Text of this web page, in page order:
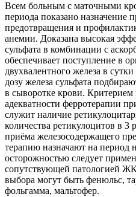
Всем больным с маточными
периода показано назначение
предотвращения и
анемии. Доказана высокая
сульфата в комбинации с
обеспечивает поступление в
двухвалентного железа в
дозу железа сульфата
в сыворотке крови. Критерием
адекватности ферротерапии
служит наличие
количества ретикулоцитов в 3
приёма железосодержащего
терапию назначают на период
осторожностью следует
сопутствующей патологией
выбора могут быть фенюльс,
фольгамма, мальтофер.